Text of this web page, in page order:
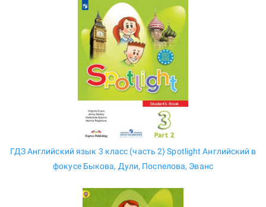
ГДЗ Английский язык 3 класс (часть 2) Spotlight Английский в
фокусе Быкова, Дули, Поспелова, Эванс